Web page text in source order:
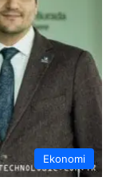
Ekonomi